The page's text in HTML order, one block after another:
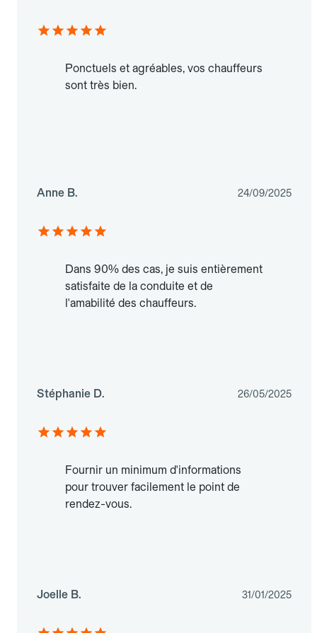
Ponctuels et agréables, vos chauffeurs
sont très bien.
Anne B. 24/09/2025
Dans 90% des cas, je suis entièrement
satisfaite de la conduite et de
l'amabilité des chauffeurs.
Stéphanie D. 26/05/2025
Fournir un minimum d'informations
pour trouver facilement le point de
rendez-vous.
Joelle B. 31/01/2025